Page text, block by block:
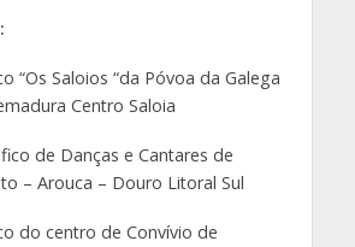
“Os Saloios “da Póvoa da Galega
Centro Saloia
de Danças e Cantares de
– Arouca – Douro Litoral Sul
do centro de Convívio de